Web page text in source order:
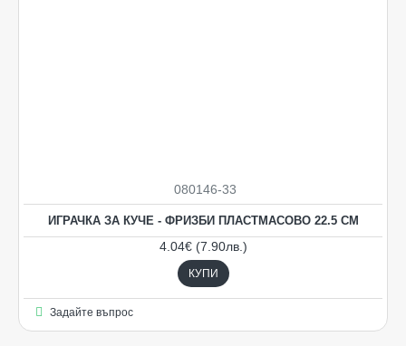
080146-33
ИГРАЧКА ЗА КУЧЕ - ФРИЗБИ ПЛАСТМАСОВО 22.5 СМ
4.04€ (7.90лв.)
КУПИ
Задайте въпрос